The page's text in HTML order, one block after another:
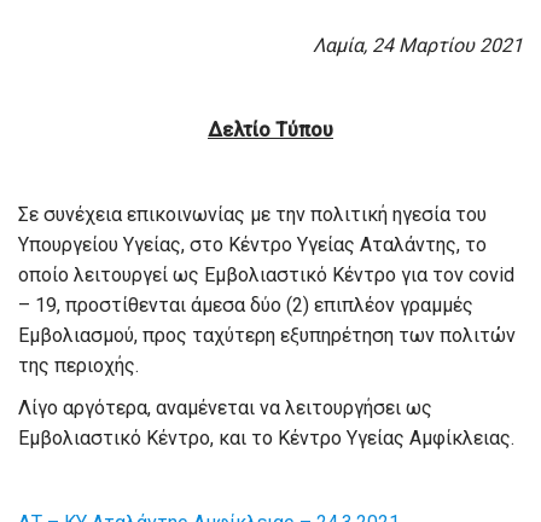
Λαμία, 24 Μαρτίου 2021
Δελτίο Τύπου
Σε συνέχεια επικοινωνίας με την πολιτική ηγεσία του
Υπουργείου Υγείας, στο Κέντρο Υγείας Αταλάντης, το
οποίο λειτουργεί ως Εμβολιαστικό Κέντρο για τον covid
– 19, προστίθενται άμεσα δύο (2) επιπλέον γραμμές
Εμβολιασμού, προς ταχύτερη εξυπηρέτηση των πολιτών
της περιοχής.
Λίγο αργότερα, αναμένεται να λειτουργήσει ως
Εμβολιαστικό Κέντρο, και το Κέντρο Υγείας Αμφίκλειας.